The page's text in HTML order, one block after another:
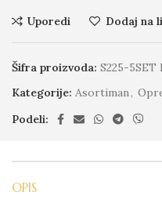
Uporedi Dodaj na
Šifra proizvoda: S225-5SET
Kategorije: Asortiman,
Podeli:
OPIS